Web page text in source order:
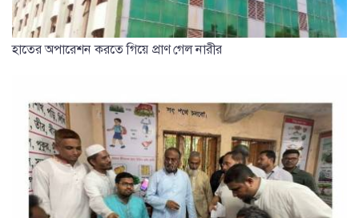
হাতের অপারেশন করতে গিয়ে প্রাণ গেল নারীর